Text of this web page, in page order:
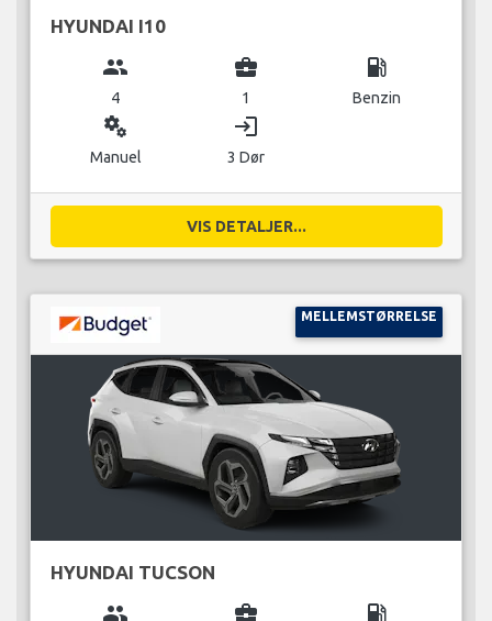
HYUNDAI I10
group
4
business_center
1
local_gas_station
Benzin
miscellaneous_services
Manuel
login
3 Dør
VIS DETALJER...
MELLEMSTØRRELSE
HYUNDAI TUCSON
group business_center local_gas_station